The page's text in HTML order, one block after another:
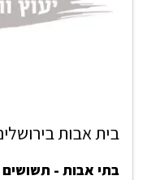
בית אבות
בתי אבות -